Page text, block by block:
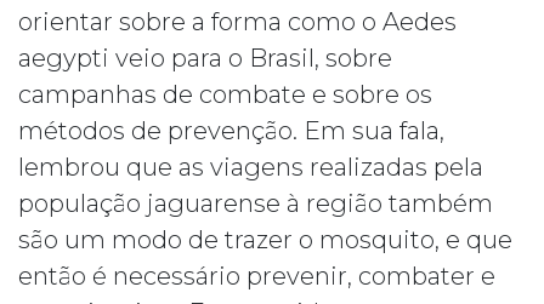
orientar sobre a forma como o Aedes
aegypti veio para o Brasil, sobre
campanhas de combate e sobre os
métodos de prevenção. Em sua fala,
lembrou que as viagens realizadas pela
população jaguarense à região também
são um modo de trazer o mosquito, e que
então é necessário prevenir, combater e